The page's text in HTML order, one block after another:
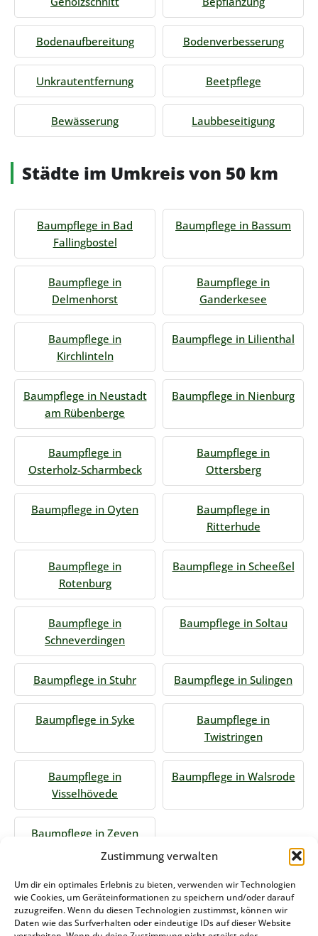
Zustimmung verwalten
Um dir ein optimales Erlebnis zu bieten, verwenden wir Technologien
wie Cookies, um Geräteinformationen zu speichern und/oder darauf
zuzugreifen. Wenn du diesen Technologien zustimmst, können wir
Daten wie das Surfverhalten oder eindeutige IDs auf dieser Website
Bodenaufbereitung Bodenverbesserung
Unkrautentfernung Beetpflege
Bewässerung Laubbeseitigung
Städte im Umkreis von 50 km
Baumpflege in Bad
Fallingbostel
Baumpflege in Bassum
Baumpflege in
Delmenhorst
Baumpflege in
Ganderkesee
Baumpflege in
Kirchlinteln
Baumpflege in Lilienthal
Baumpflege in Neustadt
am Rübenberge
Baumpflege in Nienburg
Baumpflege in
Osterholz-Scharmbeck
Baumpflege in
Ottersberg
Baumpflege in Oyten
Baumpflege in
Ritterhude
Baumpflege in
Rotenburg
Baumpflege in Scheeßel
Baumpflege in
Schneverdingen
Baumpflege in Soltau
Baumpflege in Stuhr Baumpflege in Sulingen
Baumpflege in Syke
Baumpflege in
Twistringen
Baumpflege in
Visselhövede
Baumpflege in Walsrode
Baumpflege in Zeven
Jetzt Anfrage stellen
Zum Formular